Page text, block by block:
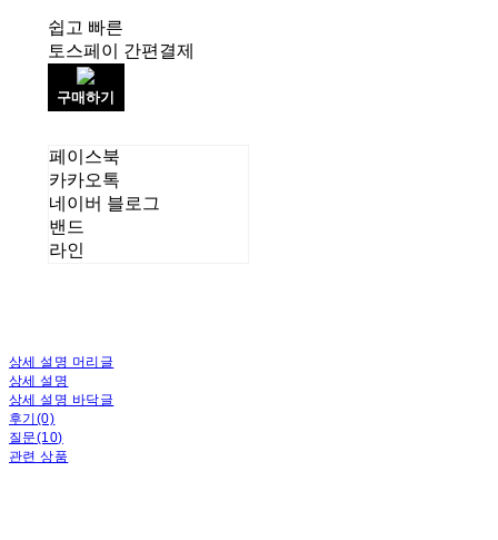
쉽고 빠른
토스페이 간편결제
구매하기
페이스북
카카오톡
네이버 블로그
밴드
라인
상세 설명 머리글
상세 설명
상세 설명 바닥글
후기(0)
질문(10)
관련 상품